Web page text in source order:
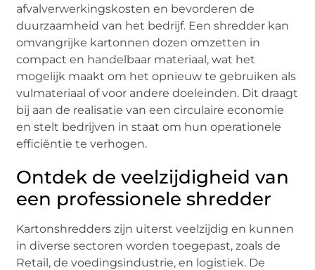
afvalverwerkingskosten en bevorderen de
duurzaamheid van het bedrijf. Een shredder kan
omvangrijke kartonnen dozen omzetten in
compact en handelbaar materiaal, wat het
mogelijk maakt om het opnieuw te gebruiken als
vulmateriaal of voor andere doeleinden. Dit draagt
bij aan de realisatie van een circulaire economie
en stelt bedrijven in staat om hun operationele
efficiëntie te verhogen.
Ontdek de veelzijdigheid van
een professionele shredder
Kartonshredders zijn uiterst veelzijdig en kunnen
in diverse sectoren worden toegepast, zoals de
Retail, de voedingsindustrie, en logistiek. De